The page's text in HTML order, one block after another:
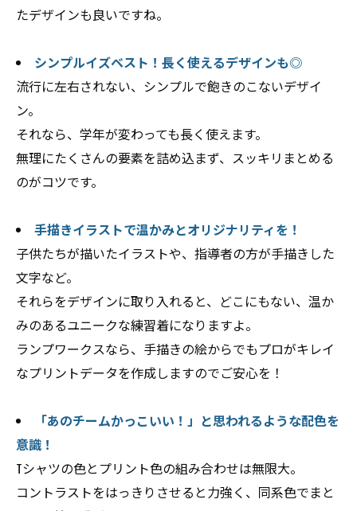
たデザインも良いですね。
シンプルイズベスト！長く使えるデザインも◎
流行に左右されない、シンプルで飽きのこないデザイ
ン。
それなら、学年が変わっても長く使えます。
無理にたくさんの要素を詰め込まず、スッキリまとめる
のがコツです。
手描きイラストで温かみとオリジナリティを！
子供たちが描いたイラストや、指導者の方が手描きした
文字など。
それらをデザインに取り入れると、どこにもない、温か
みのあるユニークな練習着になりますよ。
ランプワークスなら、手描きの絵からでもプロがキレイ
なプリントデータを作成しますのでご安心を！
「あのチームかっこいい！」と思われるような配色を
意識！
Tシャツの色とプリント色の組み合わせは無限大。
コントラストをはっきりさせると力強く、同系色でまと